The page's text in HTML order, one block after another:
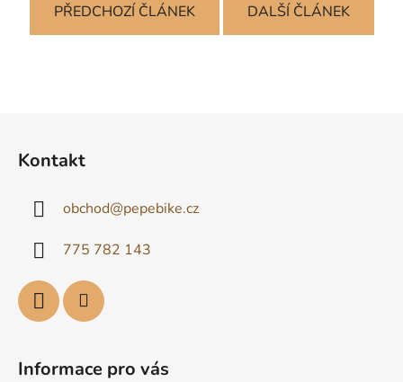
PŘEDCHOZÍ ČLÁNEK DALŠÍ ČLÁNEK
Kontakt
obchod@pepebike.cz
775 782 143
Informace pro vás